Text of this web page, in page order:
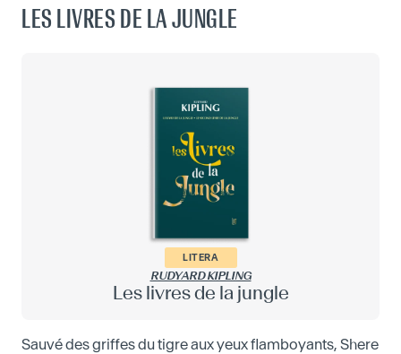
LES LIVRES DE LA JUNGLE
LITERA
RUDYARD KIPLING
Les livres de la jungle
Sauvé des griffes du tigre aux yeux flamboyants, Shere